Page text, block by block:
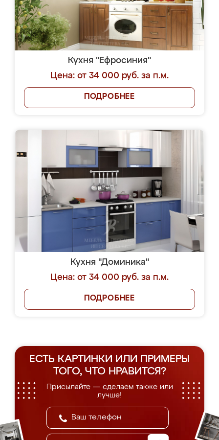
Кухня "Ефросиния"
Цена: от 34 000 руб. за п.м.
ПОДРОБНЕЕ
Кухня "Доминика"
Цена: от 34 000 руб. за п.м.
ПОДРОБНЕЕ
ЕСТЬ КАРТИНКИ ИЛИ ПРИМЕРЫ
ТОГО, ЧТО НРАВИТСЯ?
Присылайте — сделаем также или
лучше!